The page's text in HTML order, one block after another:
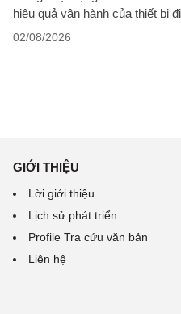
hiệu quả vận hành của thiết bị
02/08/2026
GIỚI THIỆU
Lời giới thiệu
Lịch sử phát triển
Profile Tra cứu văn bản
Liên hệ